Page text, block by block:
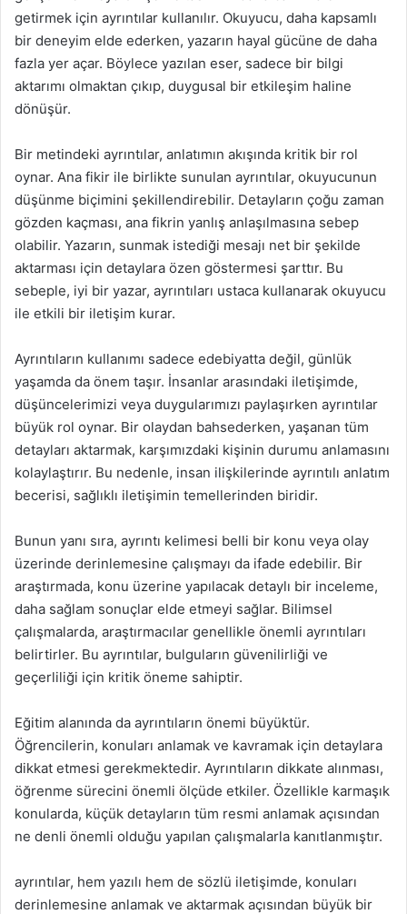
getirmek için ayrıntılar kullanılır. Okuyucu, daha kapsamlı
bir deneyim elde ederken, yazarın hayal gücüne de daha
fazla yer açar. Böylece yazılan eser, sadece bir bilgi
aktarımı olmaktan çıkıp, duygusal bir etkileşim haline
dönüşür.
Bir metindeki ayrıntılar, anlatımın akışında kritik bir rol
oynar. Ana fikir ile birlikte sunulan ayrıntılar, okuyucunun
düşünme biçimini şekillendirebilir. Detayların çoğu zaman
gözden kaçması, ana fikrin yanlış anlaşılmasına sebep
olabilir. Yazarın, sunmak istediği mesajı net bir şekilde
aktarması için detaylara özen göstermesi şarttır. Bu
sebeple, iyi bir yazar, ayrıntıları ustaca kullanarak okuyucu
ile etkili bir iletişim kurar.
Ayrıntıların kullanımı sadece edebiyatta değil, günlük
yaşamda da önem taşır. İnsanlar arasındaki iletişimde,
düşüncelerimizi veya duygularımızı paylaşırken ayrıntılar
büyük rol oynar. Bir olaydan bahsederken, yaşanan tüm
detayları aktarmak, karşımızdaki kişinin durumu anlamasını
kolaylaştırır. Bu nedenle, insan ilişkilerinde ayrıntılı anlatım
becerisi, sağlıklı iletişimin temellerinden biridir.
Bunun yanı sıra, ayrıntı kelimesi belli bir konu veya olay
üzerinde derinlemesine çalışmayı da ifade edebilir. Bir
araştırmada, konu üzerine yapılacak detaylı bir inceleme,
daha sağlam sonuçlar elde etmeyi sağlar. Bilimsel
çalışmalarda, araştırmacılar genellikle önemli ayrıntıları
belirtirler. Bu ayrıntılar, bulguların güvenilirliği ve
geçerliliği için kritik öneme sahiptir.
Eğitim alanında da ayrıntıların önemi büyüktür.
Öğrencilerin, konuları anlamak ve kavramak için detaylara
dikkat etmesi gerekmektedir. Ayrıntıların dikkate alınması,
öğrenme sürecini önemli ölçüde etkiler. Özellikle karmaşık
konularda, küçük detayların tüm resmi anlamak açısından
ne denli önemli olduğu yapılan çalışmalarla kanıtlanmıştır.
ayrıntılar, hem yazılı hem de sözlü iletişimde, konuları
derinlemesine anlamak ve aktarmak açısından büyük bir